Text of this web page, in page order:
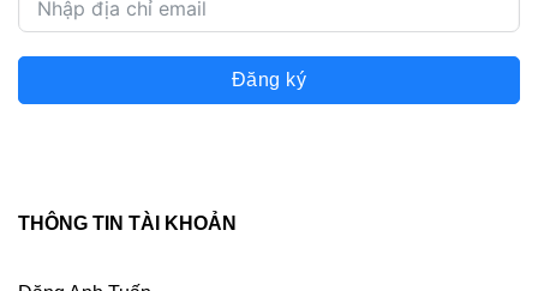
Đăng ký
THÔNG TIN TÀI KHOẢN